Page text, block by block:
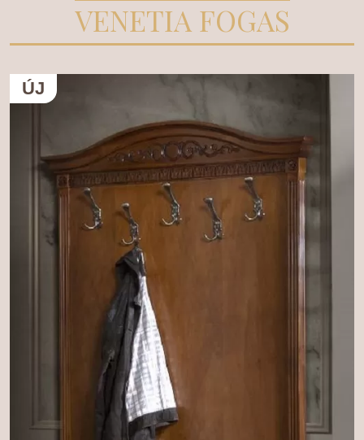
VENETIA FOGAS
ÚJ